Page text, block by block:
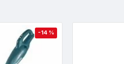
-14 %